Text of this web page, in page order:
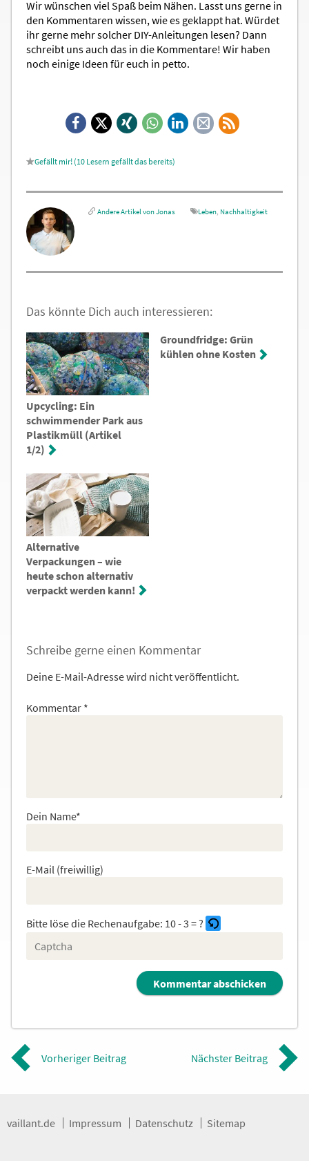
Wir wünschen viel Spaß beim Nähen. Lasst uns gerne in
den Kommentaren wissen, wie es geklappt hat. Würdet
ihr gerne mehr solcher DIY-Anleitungen lesen? Dann
schreibt uns auch das in die Kommentare! Wir haben
noch einige Ideen für euch in petto.
10 Lesern gefällt das
Andere Artikel von Jonas Leben, Nachhaltigkeit
Das könnte Dich auch interessieren:
Upcycling: Ein
schwimmender Park aus
Plastikmüll (Artikel
1/2)
Groundfridge: Grün
kühlen ohne Kosten
Alternative
Verpackungen – wie
heute schon alternativ
verpackt werden kann!
Schreibe gerne einen Kommentar
Deine E-Mail-Adresse wird nicht veröffentlicht.
Kommentar *
Dein Name*
E-Mail (freiwillig)
Bitte löse die Rechenaufgabe: 10 - 3 = ?
e
g
i
e
Vorheriger Beitrag Nächster Beitrag
vaillant.de Impressum Datenschutz Sitemap